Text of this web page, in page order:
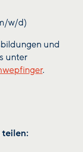
w/d)
und
unter
.
teilen: